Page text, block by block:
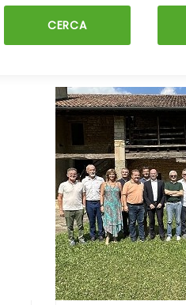
CERCA